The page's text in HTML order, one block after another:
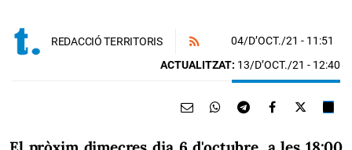
REDACCIÓ TERRITORIS 04/D’OCT./21 - 11:51
ACTUALITZAT: 13/D’OCT./21 - 12:40